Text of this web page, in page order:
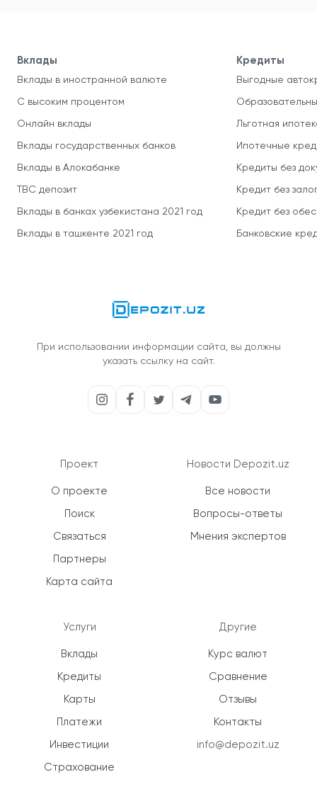
Вклады
Вклады в иностранной валюте
С высоким процентом
Онлайн вклады
Вклады государственных банков
Вклады в Алокабанке
TBC депозит
Вклады в банках узбекистана 2021 год
Вклады в ташкенте 2021 год
Кредиты
Выгодные
Льготная
Ипотечные
Кредиты без
Кредит без
Кредит без
Банковские
При использовании информации сайта, вы должны
указать ссылку на сайт.
Проект
О проекте
Поиск
Связаться
Партнеры
Карта сайта
Услуги
Вклады
Кредиты
Карты
Платежи
Инвестиции
Страхование
Новости Depozit.uz
Все новости
Вопросы-ответы
Мнения экспертов
Другие
Курс валют
Сравнение
Отзывы
Контакты
info@depozit.uz